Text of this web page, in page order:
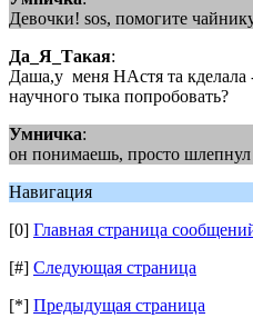
Девочки! sos, помогите
Да_Я_Такая:
Даша,у меня НАстя та кделала
научного тыка попробовать?
Умничка:
он понимаешь, просто шлепнул
Навигация
[0] Главная страница
[#] Следующая страница
[*] Предыдущая страница